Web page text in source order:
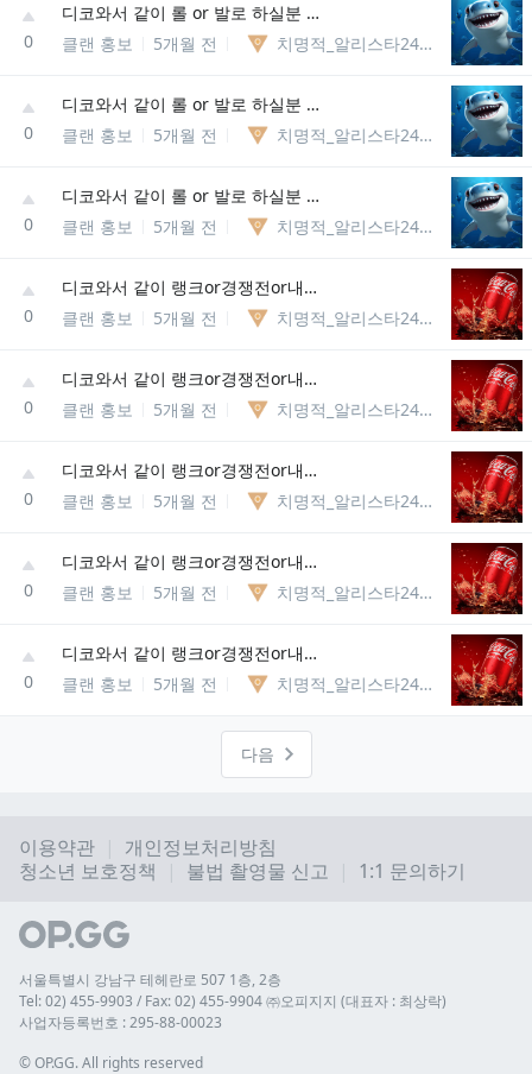
0
디코와서 같이 롤 or 발로 하실분 뭐든 상관없어요 내전or랭크or칼바람or일반 다 함
클랜 홍보
5개월 전 치명적_알리스타246288648549
0
디코와서 같이 롤 or 발로 하실분 뭐든 상관없어요 내전or랭크or칼바람or일반 다 함
클랜 홍보
5개월 전 치명적_알리스타246288648549
0
디코와서 같이 롤 or 발로 하실분 뭐든 상관없어요 내전or랭크or칼바람or일반 다 함
클랜 홍보
5개월 전 치명적_알리스타246288648549
0
디코와서 같이 랭크or경쟁전or내전or일겜or빠대or칼바람 하실분(2025.12.13 생성)
클랜 홍보
5개월 전 치명적_알리스타246288648549
0
디코와서 같이 랭크or경쟁전or내전or일겜or빠대or칼바람 하실분(2025.12.13 생성)
클랜 홍보
5개월 전 치명적_알리스타246288648549
0
디코와서 같이 랭크or경쟁전or내전or일겜or빠대or칼바람 하실분(2025.12.13 생성)
클랜 홍보
5개월 전 치명적_알리스타246288648549
0
디코와서 같이 랭크or경쟁전or내전or일겜or빠대or칼바람 하실분(2025.12.13 생성)
클랜 홍보
5개월 전 치명적_알리스타246288648549
0
디코와서 같이 랭크or경쟁전or내전or일겜or빠대or칼바람 하실분(2025.12.13 생성)
클랜 홍보
5개월 전 치명적_알리스타246288648549
다음
이용약관
개인정보처리방침
청소년 보호정책
불법 촬영물 신고 1:1 문의하기
서울특별시 강남구 테헤란로 507 1층, 2층
Tel: 02) 455-9903 / Fax: 02) 455-9904 ㈜오피지지 (대표자 : 최상락)
사업자등록번호 : 295-88-00023
© OP.GG. All rights reserved